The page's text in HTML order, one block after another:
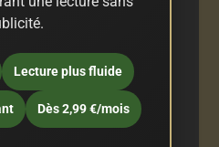
Lecture plus fluide
Dès 2,99 €/mois